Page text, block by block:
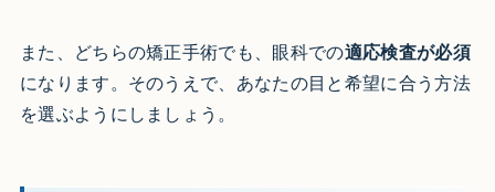
また、どちらの矯正手術でも、眼科での適応検査が必須
になります。そのうえで、あなたの目と希望に合う方法
を選ぶようにしましょう。